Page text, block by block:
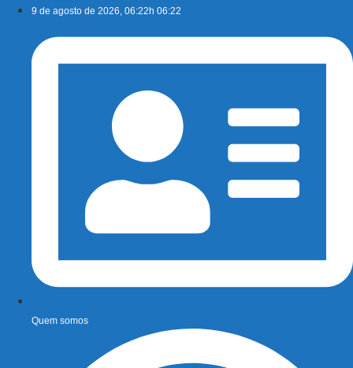
conteúdo
9 de agosto de 2026, 06:22h 06:22
Quem somos